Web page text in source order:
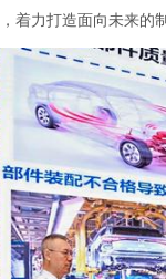
着力打造面向未来的